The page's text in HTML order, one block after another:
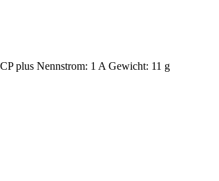
plus Nennstrom: 1 A Gewicht: 11 g